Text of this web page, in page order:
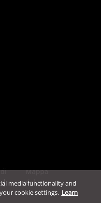
Mappa
del sito
media functionality and
cookie settings. Learn